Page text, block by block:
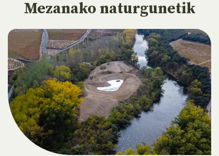
Mezanako naturgunetik